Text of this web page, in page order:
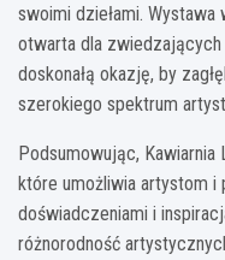
swoimi dziełami.
otwarta dla
doskonałą okazję, by
szerokiego spektrum
Podsumowując, Kawiarnia
które umożliwia artystom i
doświadczeniami i
różnorodność